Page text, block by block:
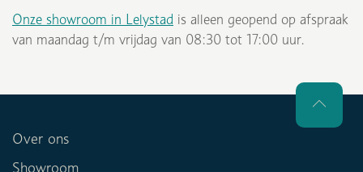
Onze showroom in Lelystad is alleen geopend op afspraak
van maandag t/m vrijdag van 08:30 tot 17:00 uur.
Over ons
Showroom